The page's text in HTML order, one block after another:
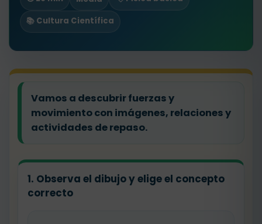
📚 Cultura Científica
Vamos a descubrir fuerzas y
movimiento con imágenes, relaciones y
actividades de repaso.
1. Observa el dibujo y elige el concepto
correcto